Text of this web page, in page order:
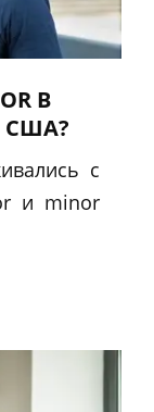
В
США?
с
и minor